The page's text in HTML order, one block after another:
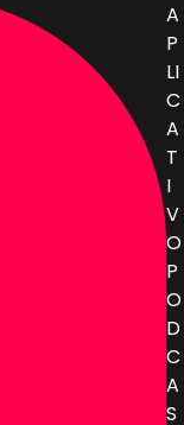
A
P
LI
C
A
T
I
V
O
P
O
D
C
A
S